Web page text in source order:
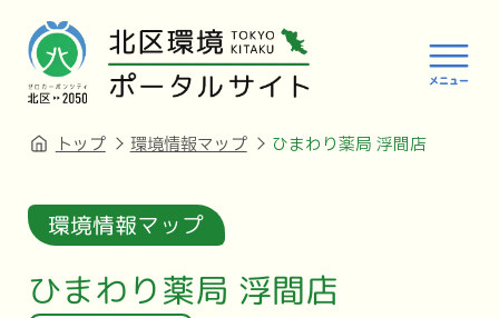
トップ 環境情報マップ ひまわり薬局 浮間店
環境情報マップ
ひまわり薬局 浮間店